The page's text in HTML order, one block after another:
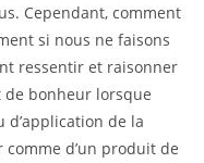
Cependant, comment
si nous ne faisons
ressentir et raisonner
de bonheur lorsque
d’application de la
d’un produit de